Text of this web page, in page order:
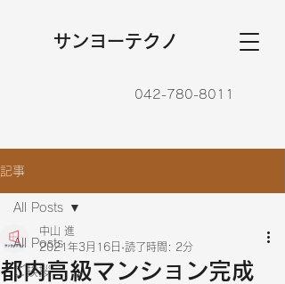
​サンヨーテクノ
042-780-8011
記事
All Posts
ご挨拶
All Posts
都内高級マンション完成
中山 進
2021年3月16日 読了時間: 2分